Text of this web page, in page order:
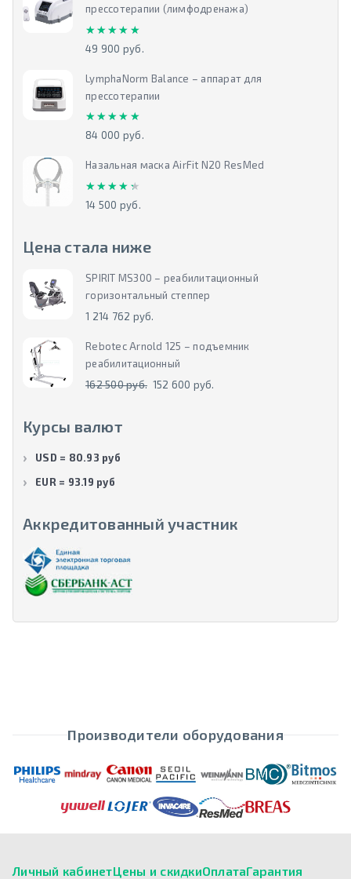
прессотерапии (лимфодренажа)
★★★★★
★★★★★
49 900 руб.
LymphaNorm Balance – аппарат для
прессотерапии
★★★★★
★★★★★
84 000 руб.
Назальная маска AirFit N20 ResMed
★★★★★
★★★★★
14 500 руб.
Цена стала ниже
SPIRIT MS300 – реабилитационный
горизонтальный степпер
1 214 762 руб.
Rebotec Arnold 125 – подъемник
реабилитационный
162 500 руб. 152 600 руб.
Курсы валют
USD = 80.93 руб
EUR = 93.19 руб
Аккредитованный участник
Производители оборудования
Личный кабинетЦены и скидкиОплатаГарантия